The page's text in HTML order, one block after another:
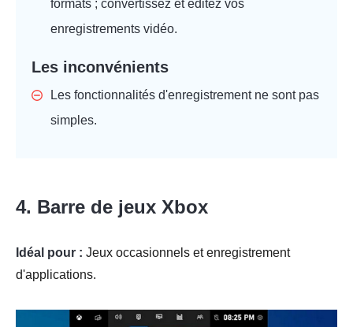
formats ; convertissez et éditez vos
enregistrements vidéo.
Les inconvénients
Les fonctionnalités d'enregistrement ne sont pas
simples.
4. Barre de jeux Xbox
Idéal pour : Jeux occasionnels et enregistrement
d'applications.